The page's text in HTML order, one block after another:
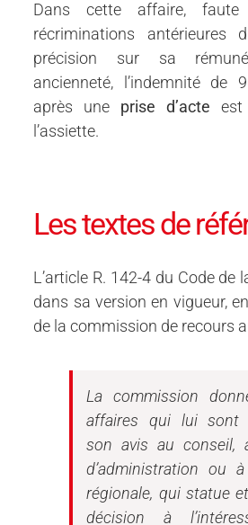
Dans cette affaire,
récriminations antérieures
précision sur sa
ancienneté, l’indemnité de
après une prise d’acte est
l’assiette.
Les textes de
L’article R. 142-4 du Code de
dans sa version en vigueur,
de la commission de recours
La commission
affaires qui lui sont
son avis au conseil,
d’administration ou à
régionale, qui statue
décision à